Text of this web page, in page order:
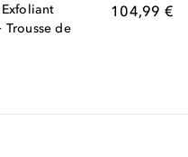
104,99 €
Trousse de